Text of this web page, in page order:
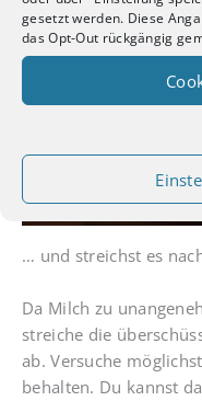
gesetzt werden. Diese
das Opt-Out rückgängig
… und streichst es
Da Milch zu
streiche die
ab. Versuche
behalten. Du kannst